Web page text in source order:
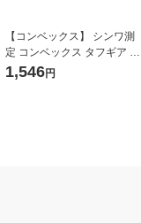
【コンベックス】 シンワ測
定 コンベックス タフギア セ
ルフストップ 25ー5.5m JIS
1,546円